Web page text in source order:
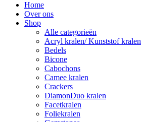
Home
Over ons
Shop
Alle categorieën
Acryl kralen/ Kunststof kralen
Bedels
Bicone
Cabochons
Camee kralen
Crackers
DiamonDuo kralen
Facetkralen
Foliekralen